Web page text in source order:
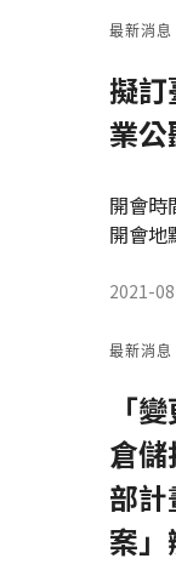
最新消息
擬
業
開會時
開會地
2021-
最新消息
「
倉
部
案